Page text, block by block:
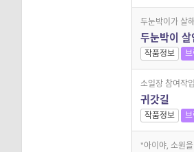
두눈박이가 살
두눈박이 살
작품정보
소일장 참여작
귀갓길
작품정보
"아이야, 소원